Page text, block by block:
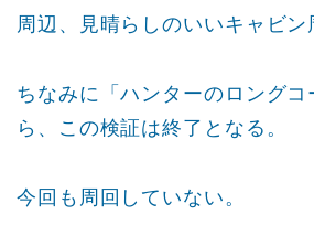
周辺、見晴らしのいいキャビン
ちなみに「ハンターのロングコ
ら、この検証は終了となる。
今回も周回していない。